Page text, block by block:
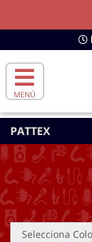
MENÚ
PATTEX